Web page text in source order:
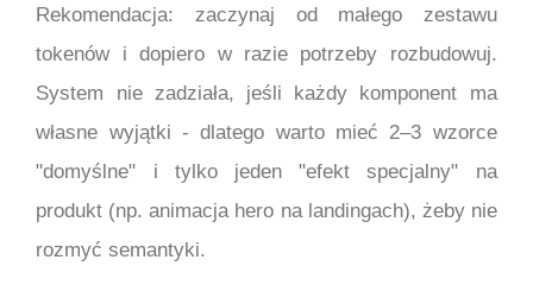
Rekomendacja: zaczynaj od małego zestawu
tokenów i dopiero w razie potrzeby rozbudowuj.
System nie zadziała, jeśli każdy komponent ma
własne wyjątki - dlatego warto mieć 2–3 wzorce
"domyślne" i tylko jeden "efekt specjalny" na
produkt (np. animacja hero na landingach), żeby nie
rozmyć semantyki.